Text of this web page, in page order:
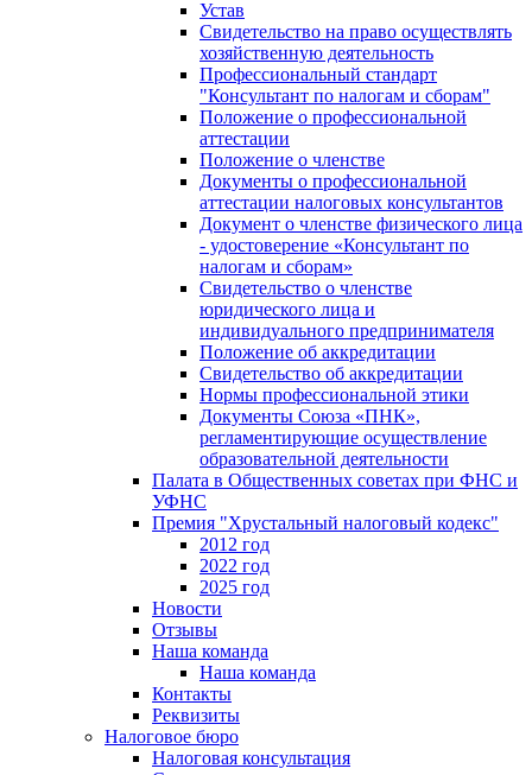
Устав
Свидетельство на право осуществлять
хозяйственную деятельность
Профессиональный стандарт
"Консультант по налогам и сборам"
Положение о профессиональной
аттестации
Положение о членстве
Документы о профессиональной
аттестации налоговых консультантов
Документ о членстве физического лица
- удостоверение «Консультант по
налогам и сборам»
Свидетельство о членстве
юридического лица и
индивидуального предпринимателя
Положение об аккредитации
Свидетельство об аккредитации
Нормы профессиональной этики
Документы Союза «ПНК»,
регламентирующие осуществление
образовательной деятельности
Палата в Общественных советах при ФНС и
УФНС
Премия "Хрустальный налоговый кодекс"
2012 год
2022 год
2025 год
Новости
Отзывы
Наша команда
Наша команда
Контакты
Реквизиты
Налоговое бюро
Налоговая консультация